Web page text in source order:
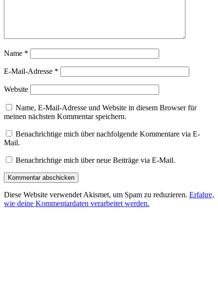
Name *
E-Mail-Adresse *
Website
Name, E-Mail-Adresse und Website in diesem Browser für
meinen nächsten Kommentar speichern.
Benachrichtige mich über nachfolgende Kommentare via E-
Mail.
Benachrichtige mich über neue Beiträge via E-Mail.
Diese Website verwendet Akismet, um Spam zu reduzieren. Erfahre,
wie deine Kommentardaten verarbeitet werden.